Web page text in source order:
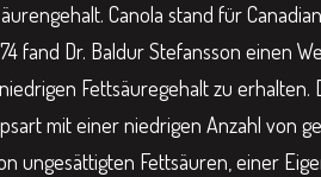
Canola stand für
fand Dr. Baldur Stefansson einen
Fettsäuregehalt zu erhalten.
mit einer niedrigen Anzahl von
ungesättigten Fettsäuren, einer